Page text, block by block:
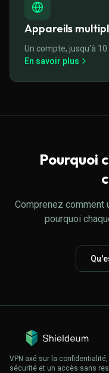
Appareils
Un compte, jusqu'à
En savoir plus
Pourquoi
Comprenez comment
pourquoi
VPN axé sur la
sécurité et un accès sans